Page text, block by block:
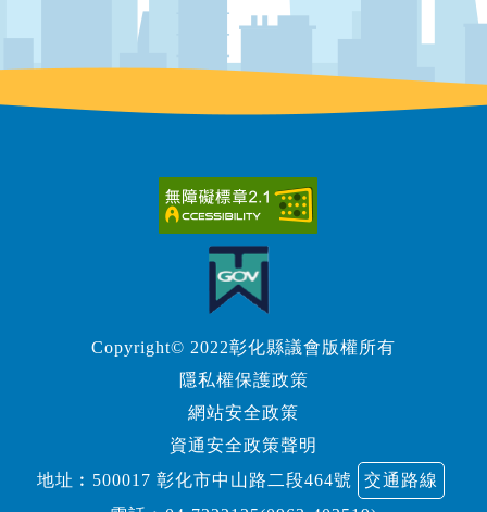
Copyright© 2022彰化縣議會版權所有
隱私權保護政策
網站安全政策
資通安全政策聲明
地址︰500017 彰化市中山路二段464號
交通路線